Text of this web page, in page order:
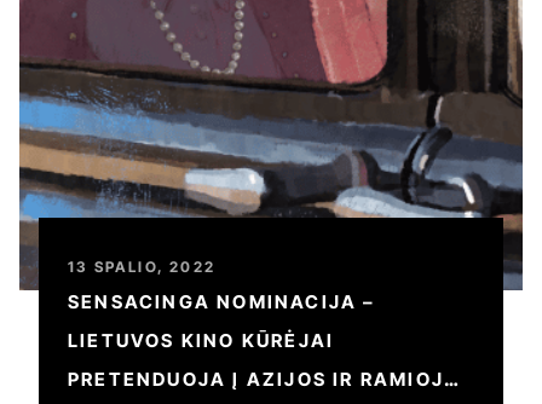
13 SPALIO, 2022
SENSACINGA NOMINACIJA –
LIETUVOS KINO KŪRĖJAI
PRETENDUOJA Į AZIJOS IR RAMIOJO